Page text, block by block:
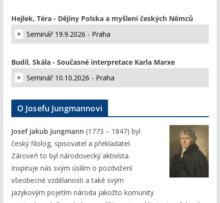
Hejlek, Téra - Dějiny Polska a myšlení českých Němců
Seminář 19.9.2026 - Praha
Budil, Skála - Současné interpretace Karla Marxe
Seminář 10.10.2026 - Praha
O Josefu Jungmannovi
Josef Jakub Jungmann (1773 – 1847) byl
český filolog, spisovatel a překladatel.
Zároveň to byl národovecký aktivista.
Inspiruje nás svým úsilím o pozdvižení
všeobecné vzdělanosti a také svým
jazykovým pojetím národa jakožto komunity